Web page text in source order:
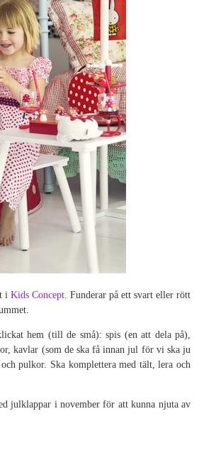
i Kids Concept . Funderar på ett svart eller rött
hem (till de små): spis (en att dela på),
kavlar (som de ska få innan jul för vi ska ju
pulkor. Ska komplettera med tält, lera och
julklappar i november för att kunna njuta av